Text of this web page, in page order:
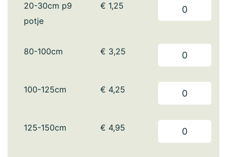
20-30cm p9
potje
€ 1,25
80-100cm € 3,25
100-125cm € 4,25
125-150cm € 4,95